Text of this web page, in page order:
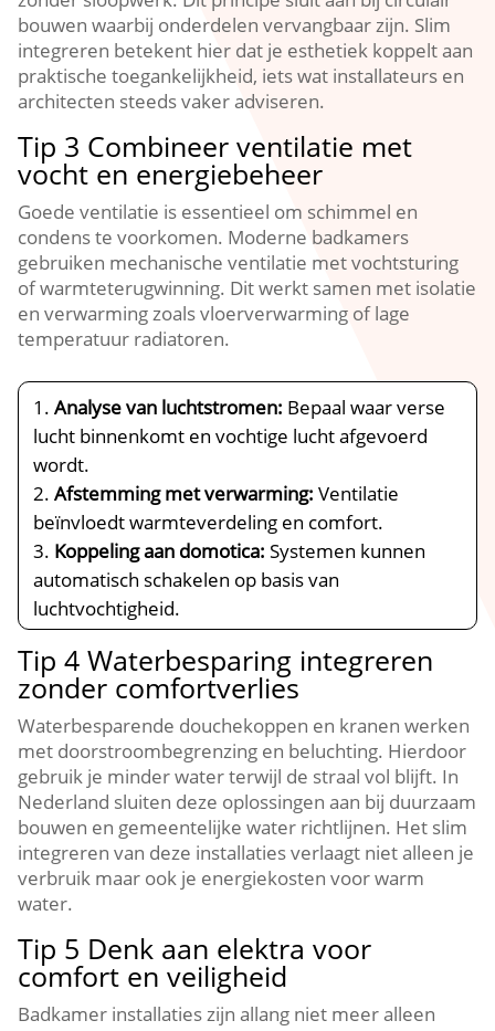
bouwen waarbij onderdelen vervangbaar zijn.​ Slim
integreren betekent hier dat je esthetiek koppelt aan
praktische toegankelijkheid, iets wat installateurs en
architecten steeds vaker adviseren.​
Tip 3 Combineer ventilatie met
vocht en energiebeheer
Goede ventilatie is essentieel om schimmel en
condens te voorkomen.​ Moderne badkamers
gebruiken mechanische ventilatie met vochtsturing
of warmteterugwinning.​ Dit werkt samen met isolatie
en verwarming zoals vloerverwarming of lage
temperatuur radiatoren.​
Analyse van luchtstromen: Bepaal waar verse
lucht binnenkomt en vochtige lucht afgevoerd
wordt.​
Afstemming met verwarming: Ventilatie
beïnvloedt warmteverdeling en comfort.​
Koppeling aan domotica: Systemen kunnen
automatisch schakelen op basis van
luchtvochtigheid.​
Tip 4 Waterbesparing integreren
zonder comfortverlies
Waterbesparende douchekoppen en kranen werken
met doorstroombegrenzing en beluchting.​ Hierdoor
gebruik je minder water terwijl de straal vol blijft.​ In
Nederland sluiten deze oplossingen aan bij duurzaam
bouwen en gemeentelijke water richtlijnen.​ Het slim
integreren van deze installaties verlaagt niet alleen je
verbruik maar ook je energiekosten voor warm
water.​
Tip 5 Denk aan elektra voor
comfort en veiligheid
Badkamer installaties zijn allang niet meer alleen